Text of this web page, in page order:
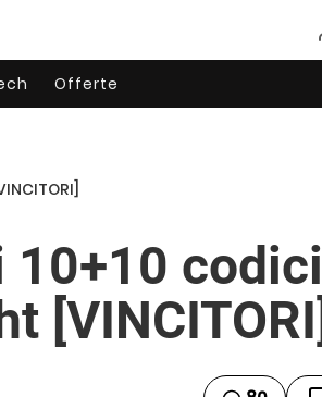
Offerte
10+10 codici
[VINCITORI]